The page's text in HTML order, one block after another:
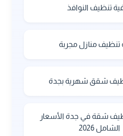
تنظيف النوافذ
منازل مجربة
شقق شهرية بجدة
شقة في جدة الأسعار
الشامل 2026